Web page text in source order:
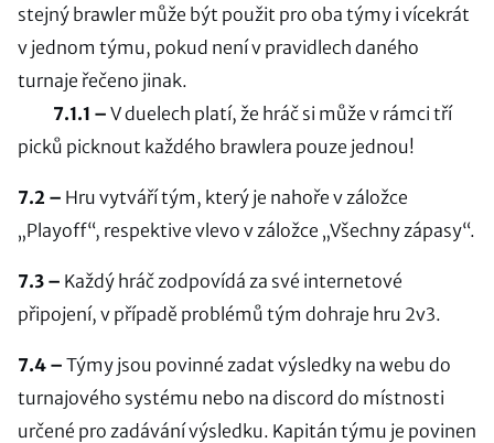
stejný brawler může být použit pro oba týmy i vícekrát
v jednom týmu, pokud není v pravidlech daného
turnaje řečeno jinak.
7.1.1 – V duelech platí, že hráč si může v rámci tří
picků picknout každého brawlera pouze jednou!
7.2 – Hru vytváří tým, který je nahoře v záložce
„Playoff“, respektive vlevo v záložce „Všechny zápasy“.
7.3 – Každý hráč zodpovídá za své internetové
připojení, v případě problémů tým dohraje hru 2v3.
7.4 – Týmy jsou povinné zadat výsledky na webu do
turnajového systému nebo na discord do místnosti
určené pro zadávání výsledku. Kapitán týmu je povinen